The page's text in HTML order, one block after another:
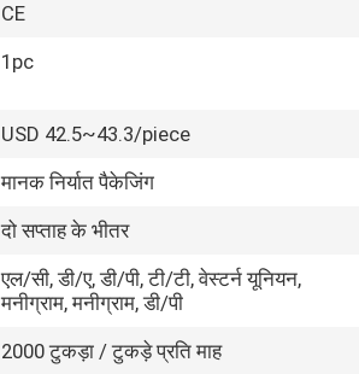
CE
1pc
USD 42.5~43.3/piece
मानक निर्यात पैकेजिंग
दो सप्ताह के भीतर
एल/सी, डी/ए, डी/पी, टी/टी, वेस्टर्न यूनियन,
मनीग्राम, मनीग्राम, डी/पी
2000 टुकड़ा / टुकड़े प्रति माह